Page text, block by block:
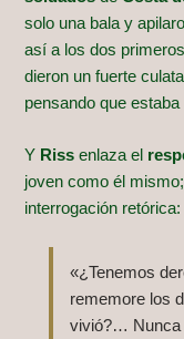
solo una bala y
así a los dos
dieron un fuerte
pensando que estaba
Y Riss enlaza el
joven como él
interrogación retórica:
«¿Tenemos
rememore los
vivió?… Nunca